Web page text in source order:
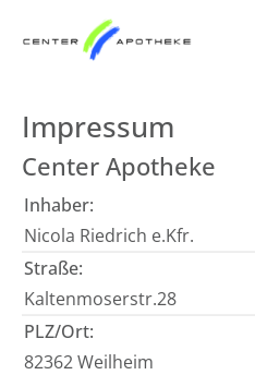
Impressum
Center Apotheke
Inhaber:
Nicola Riedrich e.Kfr.
Straße:
Kaltenmoserstr.28
PLZ/Ort:
82362 Weilheim